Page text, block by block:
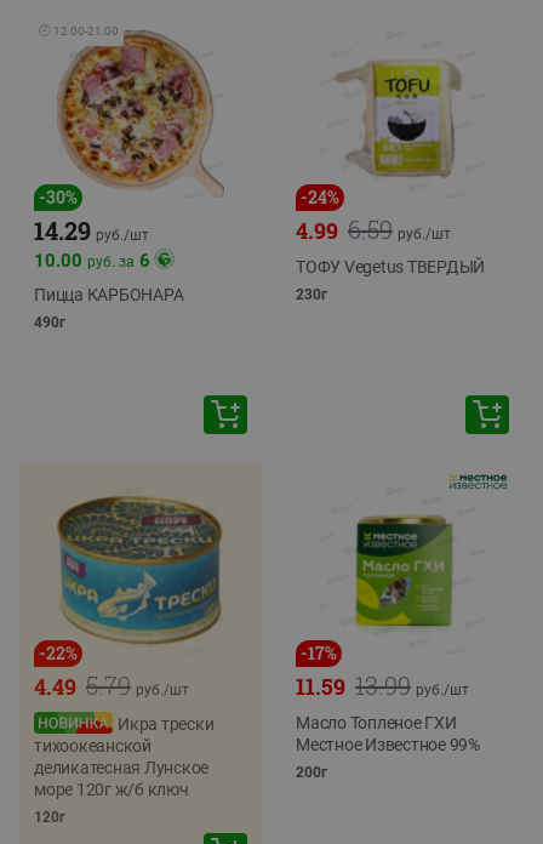
🕘 12:00-21:00
-30%
14.29 руб./шт
10.00 руб. за 6
Пицца КАРБОНАРА
490г
-24%
6.59
4.99 руб./шт
ТОФУ Vegetus ТВЕРДЫЙ
230г
-22%
5.79
4.49 руб./шт
Икра трески
тихоокеанской
деликатесная Лунское
море 120г ж/б ключ
120г
-17%
13.99
11.59 руб./шт
Масло Топленое ГХИ
Местное Известное 99%
200г